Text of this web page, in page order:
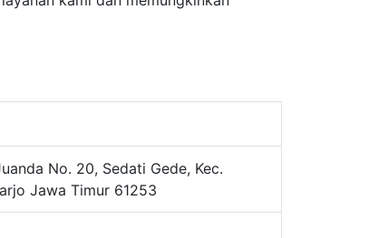
No. 20, Sedati Gede, Kec.
Jawa Timur 61253